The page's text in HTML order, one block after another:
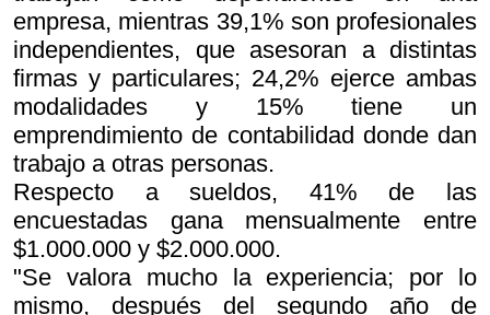
empresa, mientras 39,1% son profesionales
independientes, que asesoran a distintas
firmas y particulares; 24,2% ejerce ambas
modalidades y 15% tiene un
emprendimiento de contabilidad donde dan
trabajo a otras personas.
Respecto a sueldos, 41% de las
encuestadas gana mensualmente entre
$1.000.000 y $2.000.000.
"Se valora mucho la experiencia; por lo
mismo, después del segundo año de